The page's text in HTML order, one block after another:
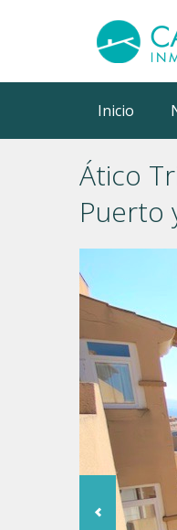
Inicio
Ático
Puerto